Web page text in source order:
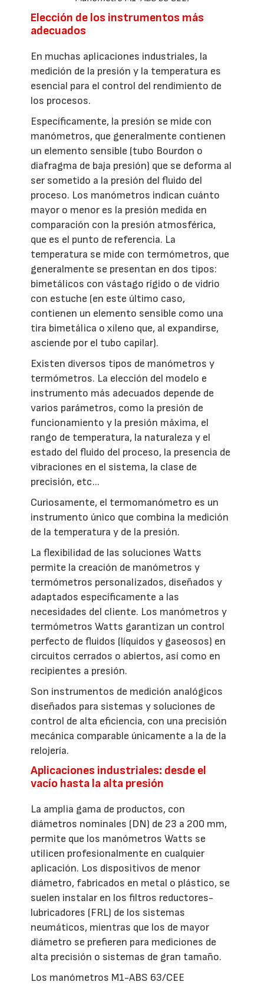
Elección de los instrumentos más
adecuados
En muchas aplicaciones industriales, la
medición de la presión y la temperatura es
esencial para el control del rendimiento de
los procesos.
Específicamente, la presión se mide con
manómetros, que generalmente contienen
un elemento sensible (tubo Bourdon o
diafragma de baja presión) que se deforma al
ser sometido a la presión del fluido del
proceso. Los manómetros indican cuánto
mayor o menor es la presión medida en
comparación con la presión atmosférica,
que es el punto de referencia. La
temperatura se mide con termómetros, que
generalmente se presentan en dos tipos:
bimetálicos con vástago rígido o de vidrio
con estuche (en este último caso,
contienen un elemento sensible como una
tira bimetálica o xileno que, al expandirse,
asciende por el tubo capilar).
Existen diversos tipos de manómetros y
termómetros. La elección del modelo e
instrumento más adecuados depende de
varios parámetros, como la presión de
funcionamiento y la presión máxima, el
rango de temperatura, la naturaleza y el
estado del fluido del proceso, la presencia de
vibraciones en el sistema, la clase de
precisión, etc...
Curiosamente, el termomanómetro es un
instrumento único que combina la medición
de la temperatura y de la presión.
La flexibilidad de las soluciones Watts
permite la creación de manómetros y
termómetros personalizados, diseñados y
adaptados específicamente a las
necesidades del cliente. Los manómetros y
termómetros Watts garantizan un control
perfecto de fluidos (líquidos y gaseosos) en
circuitos cerrados o abiertos, así como en
recipientes a presión.
Son instrumentos de medición analógicos
diseñados para sistemas y soluciones de
control de alta eficiencia, con una precisión
mecánica comparable únicamente a la de la
relojería.
Aplicaciones industriales: desde el
vacío hasta la alta presión
La amplia gama de productos, con
diámetros nominales (DN) de 23 a 200 mm,
permite que los manómetros Watts se
utilicen profesionalmente en cualquier
aplicación. Los dispositivos de menor
diámetro, fabricados en metal o plástico, se
suelen instalar en los filtros reductores-
lubricadores (FRL) de los sistemas
neumáticos, mientras que los de mayor
diámetro se prefieren para mediciones de
alta precisión o sistemas de gran tamaño.
Los manómetros M1-ABS 63/CEE